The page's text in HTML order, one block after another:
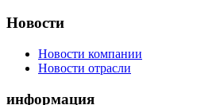
Новости
Новости компании
Новости отрасли
информация